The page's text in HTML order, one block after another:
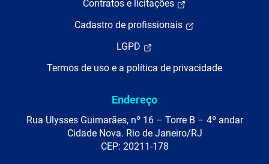
Contratos e licitações
Cadastro de profissionais
LGPD
Termos de uso e a política de privacidade
Endereço
Rua Ulysses Guimarães, nº 16 – Torre B – 4º andar
Cidade Nova. Rio de Janeiro/RJ
CEP: 20211-178